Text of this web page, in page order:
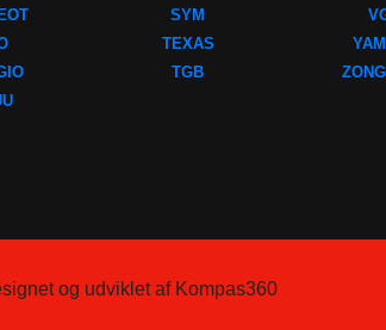
SYM
TEXAS
TGB
og udviklet af Kompas360